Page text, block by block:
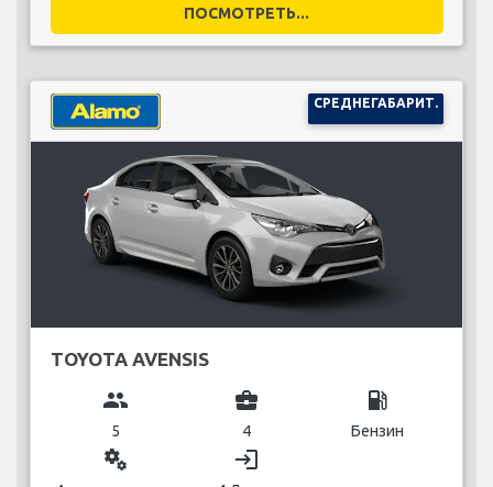
ПОСМОТРЕТЬ...
СРЕДНЕГАБАРИТ.
TOYOTA AVENSIS
group
5
business_center
4
local_gas_station
Бензин
miscellaneous_services login